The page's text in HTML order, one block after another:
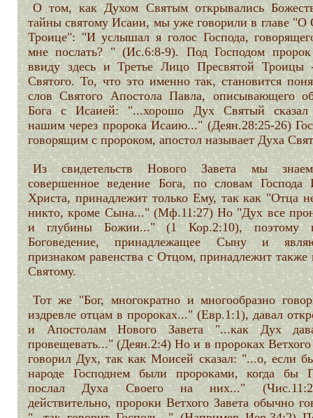
О том, как Духом Святым открывались
тайны святому Исаии, мы уже говорили в главе "О
Троице": "И услышал я голос Господа,
мне послать? " (Ис.6:8-9). Под Господом
ввиду здесь и Третье Лицо Пресвятой Троицы
Святого. То, что это именно так, становится
слов Святого Апостола Павла, описывающего
Бога с Исаией: "...хорошо Дух Святый сказал
нашим через пророка Исаию..." (Деян.28:25-26)
говорящим с пророком, апостол называет Духа
Из свидетельств Нового Завета мы
совершенное ведение Бога, по словам Господа
Христа, принадлежит только Ему, так как "Отца
никто, кроме Сына..." (Мф.11:27) Но "Дух все
и глубины Божии..." (1 Кор.2:10), поэтому
Боговедение, принадлежащее Сыну и
признаком равенства с Отцом, принадлежит
Святому.
Тот же "Бог, многократно и многообразно
издревле отцам в пророках..." (Евр.1:1), давал
и Апостолам Нового Завета "...как Дух
провещевать..." (Деян.2:4) Но и в пророках Ветхого
говорил Дух, так как Моисей сказал: "...о, если
народе Господнем были пророками, когда бы
послал Духа Своего на них..."
действительно, пророки Ветхого Завета обычно